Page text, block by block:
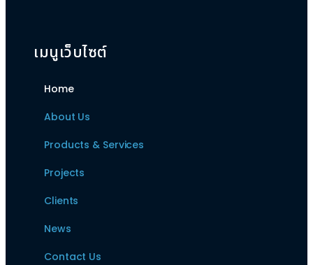
เมนูเว็บไซต์
Home
About Us
Products & Services
Projects
Clients
News
Contact Us